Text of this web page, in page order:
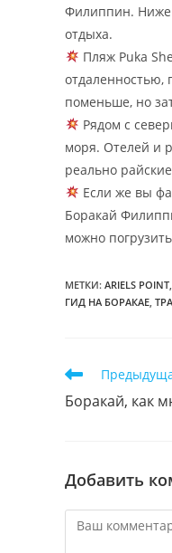
Филиппин. Ниже
отдыха.
Пляж Puka
отдаленностью,
поменьше, но
Рядом с
моря. Отелей и
реально
Если же вы
Боракай
можно
МЕТКИ: ARIELS POINT
ГИД НА БОРАКАЕ
Еще
Боракай, как
Добавить
Комментарий